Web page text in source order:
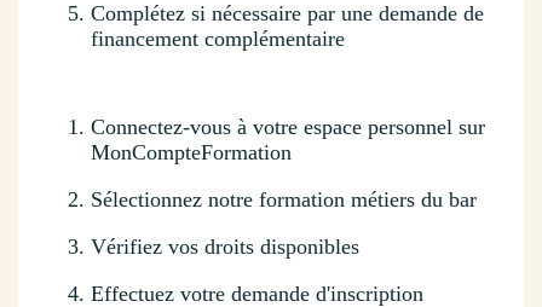
Complétez si nécessaire par une demande de
financement complémentaire
Connectez-vous à votre espace personnel sur
MonCompteFormation
Sélectionnez notre formation métiers du bar
Vérifiez vos droits disponibles
Effectuez votre demande d'inscription